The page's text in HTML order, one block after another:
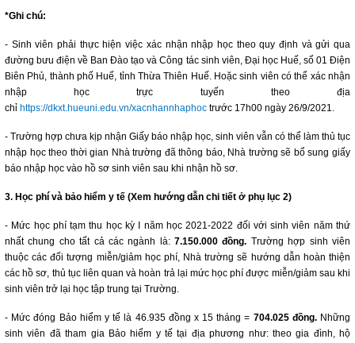
*Ghi chú:
- Sinh viên phải thực hiện việc xác nhận nhập học theo quy định và gửi qua
đường bưu điện về Ban Đào tạo và Công tác sinh viên, Đại học Huế, số 01 Điện
Biên Phủ, thành phố Huế, tỉnh Thừa Thiên Huế. Hoặc sinh viên có thể xác nhận
nhập học trực tuyến theo địa
chỉ https://dkxt.hueuni.edu.vn/xacnhannhaphoc trước 17h00 ngày 26/9/2021.
- Trường hợp chưa kịp nhận Giấy báo nhập học, sinh viên vẫn có thể làm thủ tục
nhập học theo thời gian Nhà trường đã thông báo, Nhà trường sẽ bổ sung giấy
báo nhập học vào hồ sơ sinh viên sau khi nhận hồ sơ.
3. Học phí và bảo hiểm y tế (Xem hướng dẫn chi tiết ở phụ lục 2)
- Mức học phí tạm thu học kỳ I năm học 2021-2022 đối với sinh viên năm thứ
nhất chung cho tất cả các ngành là:7.150.000 đồng. Trường hợp sinh viên
thuộc các đối tượng miễn/giảm học phí, Nhà trường sẽ hướng dẫn hoàn thiện
các hồ sơ, thủ tục liên quan và hoàn trả lại mức học phí được miễn/giảm sau khi
sinh viên trở lại học tập trung tại Trường.
- Mức đóng Bảo hiểm y tế là 46.935 đồng x 15 tháng = 704.025 đồng.Những
sinh viên đã tham gia Bảo hiểm y tế tại địa phương như: theo gia đình, hộ